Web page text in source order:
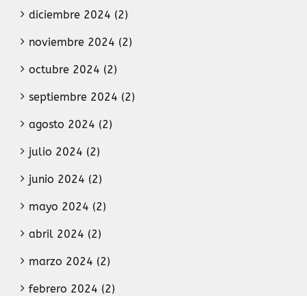
diciembre 2024 (2)
noviembre 2024 (2)
octubre 2024 (2)
septiembre 2024 (2)
agosto 2024 (2)
julio 2024 (2)
junio 2024 (2)
mayo 2024 (2)
abril 2024 (2)
marzo 2024 (2)
febrero 2024 (2)